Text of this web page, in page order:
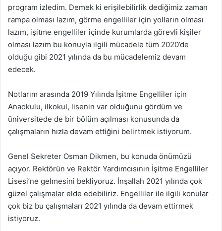
program izledim. Demek ki erişilebilirlik dediğimiz zaman
rampa olması lazım, görme engelliler için yolların olması
lazım, işitme engelliler içinde kurumlarda görevli kişiler
olması lazım bu konuyla ilgili mücadele tüm 2020’de
olduğu gibi 2021 yılında da bu mücadelemiz devam
edecek.
Notlarım arasında 2019 Yılında İşitme Engelliler için
Anaokulu, ilkokul, lisenin var olduğunu gördüm ve
üniversitede de bir bölüm açılması konusunda da
çalışmaların hızla devam ettiğini belirtmek istiyorum.
Genel Sekreter Osman Dikmen, bu konuda önümüzü
açıyor. Rektörün ve Rektör Yardımcısının İşitme Engelliler
Lisesi’ne gelmesini bekliyoruz. İnşallah 2021 yılında çok
güzel çalışmalar elde edebiliriz. Engelliler ile ilgili konular
çok biz bu çalışmaları 2021 yılında da devam ettirmek
istiyoruz.